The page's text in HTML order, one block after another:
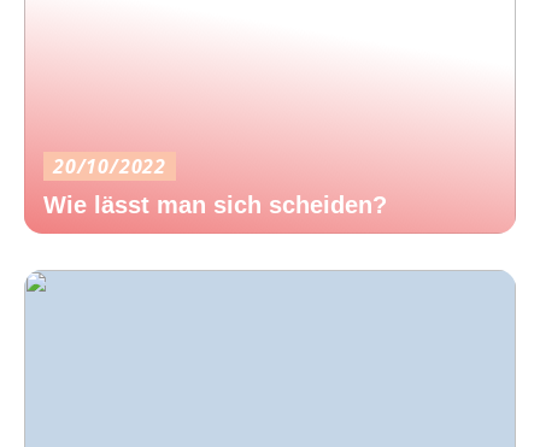
20/10/2022
Wie lässt man sich scheiden?